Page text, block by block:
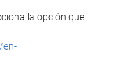
la opción que
en-